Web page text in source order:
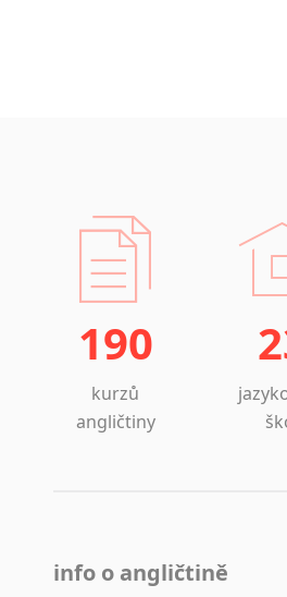
190
kurzů
angličtiny
info o angličtině